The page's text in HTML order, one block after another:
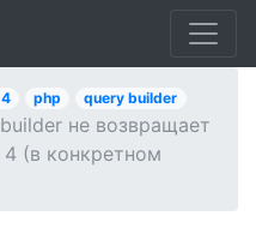
php query builder
не возвращает
(в конкретном